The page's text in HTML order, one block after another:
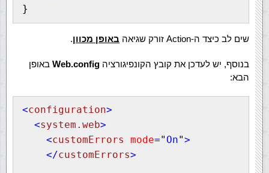
}
שים לב כיצד ה-Action זורק שגיאה באופן מכוון.
בנוסף, יש לעדכן את קובץ הקונפיגורציה Web.config באופן
הבא:
<configuration>
<system.web>
<customErrors mode=" On">
    </
customErrors>